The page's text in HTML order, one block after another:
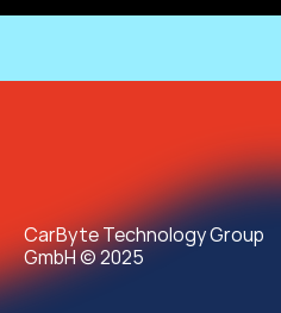
CarByte Technology Group
GmbH © 2025